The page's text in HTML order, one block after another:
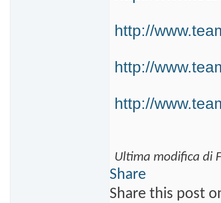
http://
http://
http://
Ultima modifica di
Share
Share this post